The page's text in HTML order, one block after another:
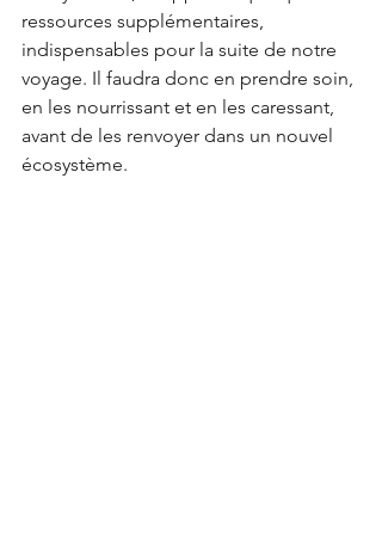
ressources supplémentaires,
indispensables pour la suite de notre
voyage. Il faudra donc en prendre soin,
en les nourrissant et en les caressant,
avant de les renvoyer dans un nouvel
écosystème.